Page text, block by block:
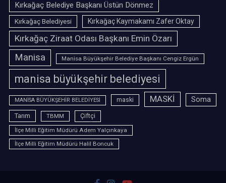
Kırkağaç Belediye Başkanı Üstün Dönmez
Kırkağaç Belediyesi Kırkağaç Kaymakamı Zafer Oktay
Kırkağaç Ziraat Odası Başkanı Emin Özarı
Manisa Manisa Büyükşehir Belediye Başkanı Cengiz Ergün
manisa büyükşehir belediyesi
MANİSA BÜYÜKŞEHİR BELEDİYESİ maski MASKİ Soma
Tarım TBMM
Çiftçi
İlçe Milli Eğitim Müdürü Adem Yalçınkaya
İlçe Milli Eğitim Müdürü Halil Boncuk